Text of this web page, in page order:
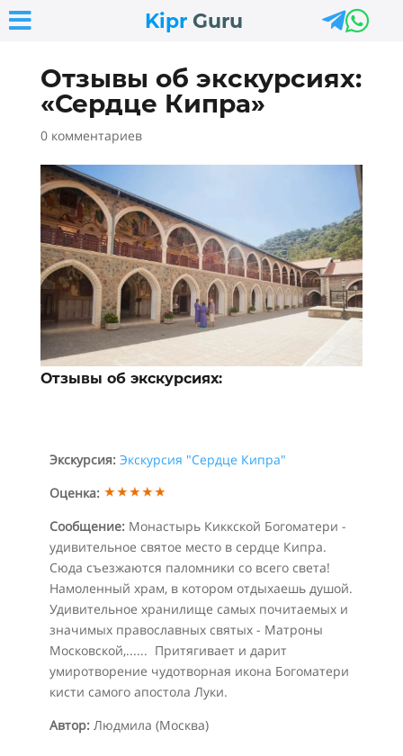
Kipr Guru
 
Отзывы об экскурсиях:
«Сердце Кипра»
0 комментариев
Отзывы об экскурсиях:
Экскурсия: Экскурсия "Сердце Кипра"
Оценка:
Сообщение: Монастырь Киккской Богоматери -
удивительное святое место в сердце Кипра.
Сюда съезжаются паломники со всего света!
Намоленный храм, в котором отдыхаешь душой.
Удивительное хранилище самых почитаемых и
значимых православных святых - Матроны
Московской,...... Притягивает и дарит
умиротворение чудотворная икона Богоматери
кисти самого апостола Луки.
Автор: Людмила (Москва)